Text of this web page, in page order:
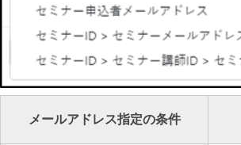
メールアドレス指定の条件